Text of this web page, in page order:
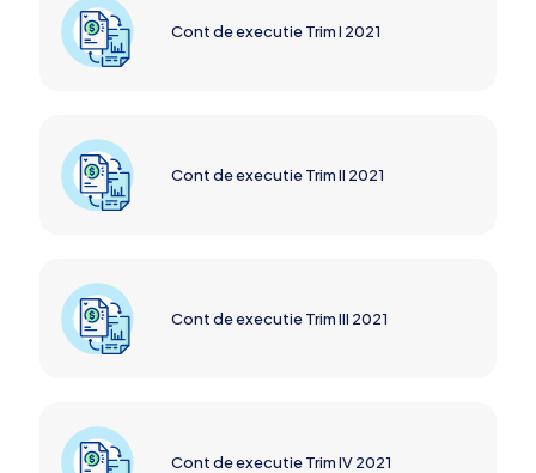
Cont de executie Trim I 2021
Cont de executie Trim II 2021
Cont de executie Trim III 2021
Cont de executie Trim IV 2021